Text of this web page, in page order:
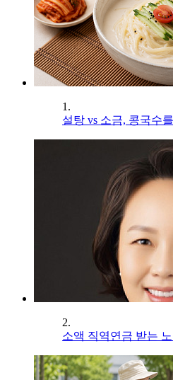
1.
설탕 vs 소금, 콩국수
2.
소액 직역연금 받는